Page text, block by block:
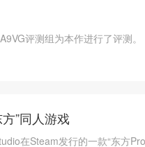
评测组为本作进行了评测。
”同人游戏
在Steam发行的一款“东方